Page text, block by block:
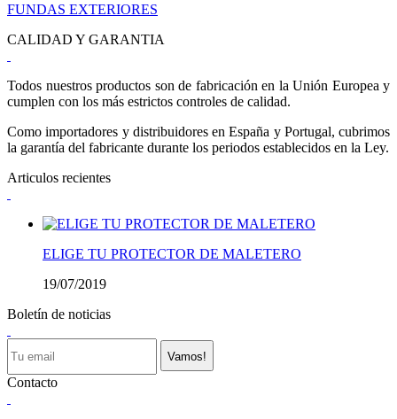
FUNDAS EXTERIORES
CALIDAD Y GARANTIA
Todos nuestros productos son de fabricación en la Unión Europea y
cumplen con los más estrictos controles de calidad.
Como importadores y distribuidores en España y Portugal, cubrimos
la garantía del fabricante durante los periodos establecidos en la Ley.
Articulos recientes
ELIGE TU PROTECTOR DE MALETERO
19/07/2019
Boletín de noticias
Vamos!
Contacto